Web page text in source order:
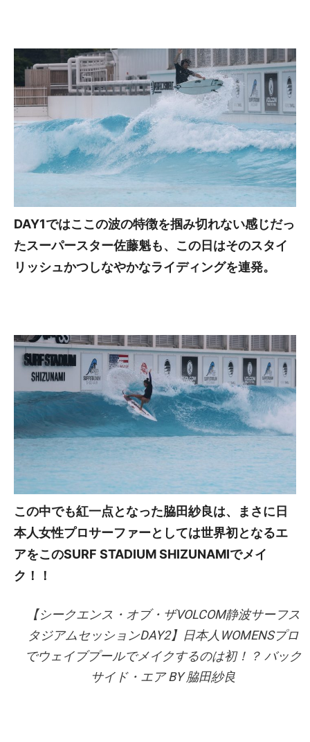
DAY1ではここの波の特徴を掴み切れない感じだっ
たスーパースター佐藤魁も、この日はそのスタイ
リッシュかつしなやかなライディングを連発。
この中でも紅一点となった脇田紗良は、まさに日
本人女性プロサーファーとしては世界初となるエ
アをこのSURF STADIUM SHIZUNAMIでメイ
ク！！
【シークエンス・オブ・ザVOLCOM静波サーフス
タジアムセッションDAY2】日本人WOMENSプロ
でウェイブプールでメイクするのは初！？ バック
サイド・エア BY 脇田紗良